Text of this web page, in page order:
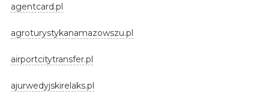
agentcard.pl
agroturystykanamazowszu.pl
airportcitytransfer.pl
ajurwedyjskirelaks.pl